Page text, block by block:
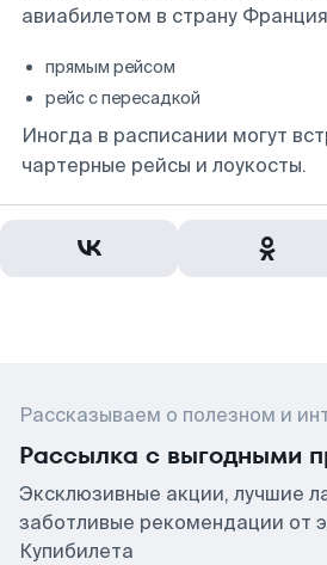
авиабилетом в страну
прямым рейсом
рейс с пересадкой
Иногда в расписании могут
чартерные рейсы и лоукосты.
Рассказываем о полезном и
Рассылка с выгодными
Эксклюзивные акции, лучшие
заботливые рекомендации от
Купибилета